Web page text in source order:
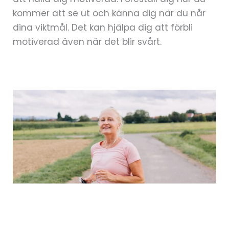
kommer att se ut och känna dig när du når
dina viktmål. Det kan hjälpa dig att förbli
motiverad även när det blir svårt.